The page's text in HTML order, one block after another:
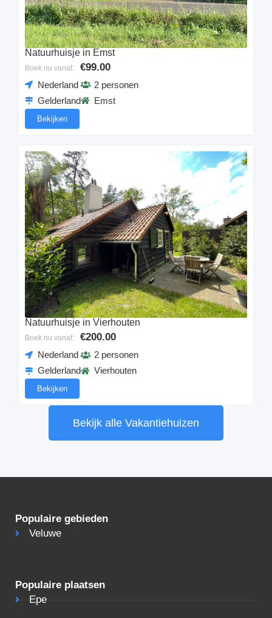
Natuurhuisje in Emst
Boek nu vanaf: €99.00
Nederland
Gelderland
2 personen
Emst
Bekijken
Natuurhuisje in Vierhouten
Boek nu vanaf: €200.00
Nederland
Gelderland
2 personen
Vierhouten
Bekijken
Bekijk alle Vakantiehuizen
Populaire gebieden
Veluwe
Populaire plaatsen
Epe